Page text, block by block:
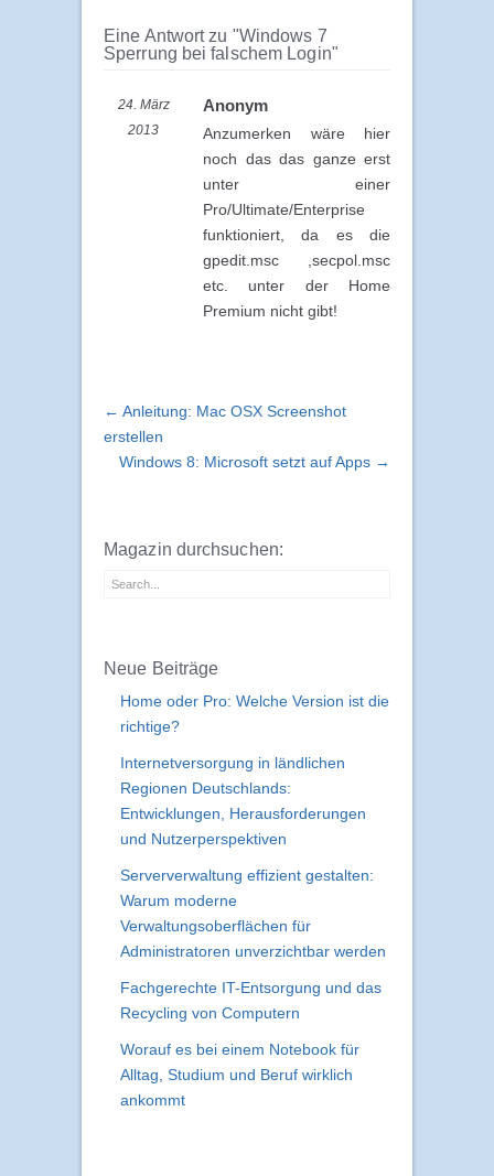
Eine Antwort zu "Windows 7
Sperrung bei falschem Login"
24. März
2013
Anonym
Anzumerken wäre hier
noch das das ganze erst
unter einer
Pro/Ultimate/Enterprise
funktioniert, da es die
gpedit.msc ,secpol.msc
etc. unter der Home
Premium nicht gibt!
← Anleitung: Mac OSX Screenshot
erstellen
Windows 8: Microsoft setzt auf Apps →
Magazin durchsuchen:
Neue Beiträge
Home oder Pro: Welche Version ist die
richtige?
Internetversorgung in ländlichen
Regionen Deutschlands:
Entwicklungen, Herausforderungen
und Nutzerperspektiven
Serververwaltung effizient gestalten:
Warum moderne
Verwaltungsoberflächen für
Administratoren unverzichtbar werden
Fachgerechte IT-Entsorgung und das
Recycling von Computern
Worauf es bei einem Notebook für
Alltag, Studium und Beruf wirklich
ankommt